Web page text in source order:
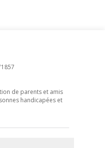
de parents et amis
handicapées et